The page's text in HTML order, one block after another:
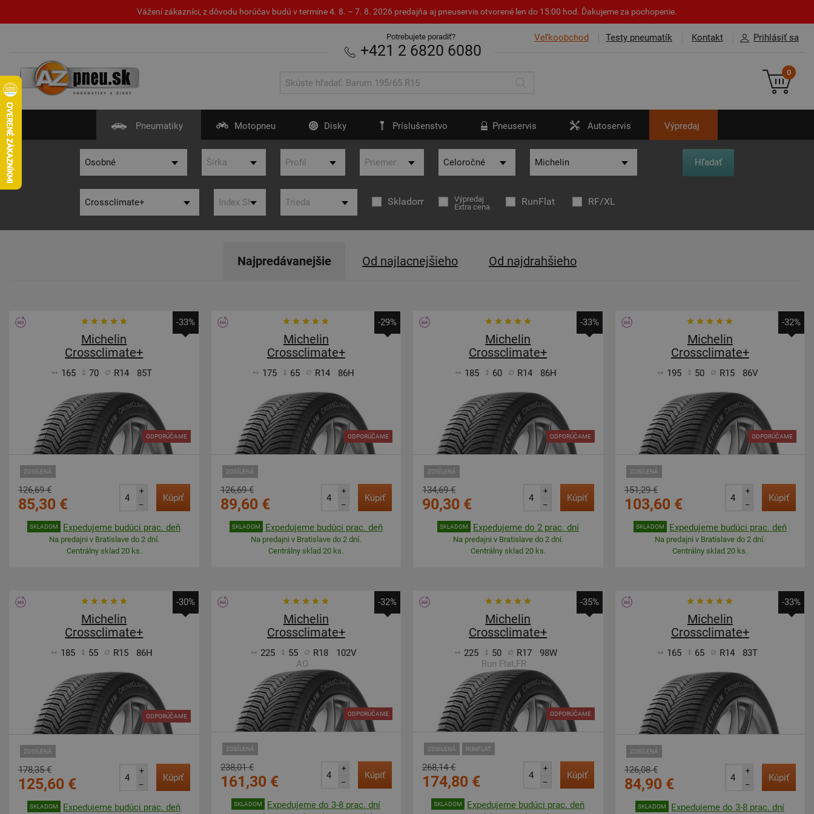
Vážení zákazníci, z dôvodu horúčav budú v termíne 4. 8. – 7. 8. 2026 predajňa aj pneuservis otvorené len do 15:00 hod. Ďakujeme za pochopenie.
Veľkoobchod Testy pneumatík Kontakt Prihlásiť sa
Potrebujete poradiť?
+421 2 6820 6080
0
Pneumatiky Motopneu Disky Príslušenstvo Pneuservis Autoservis Výpredaj
Skladom
Výpredaj
Extra cena
RunFlat RF/XL
Najpredávanejšie Od najlacnejšieho Od najdrahšieho
-33%
Michelin
Crossclimate+
165 70 R14 85T
ZOSÍLENÁ
ODPORÚČAME
126,69 €
85,30 €
+
–
Kúpiť
SKLADOM Expedujeme budúci prac. deň
Na predajni v Bratislave do 2 dní.
Centrálny sklad 20 ks.
-29%
Michelin
Crossclimate+
175 65 R14 86H
ZOSÍLENÁ
ODPORÚČAME
126,69 €
89,60 €
+
–
Kúpiť
SKLADOM Expedujeme budúci prac. deň
Na predajni v Bratislave do 2 dní.
Centrálny sklad 20 ks.
-33%
Michelin
Crossclimate+
185 60 R14 86H
ZOSÍLENÁ
ODPORÚČAME
134,69 €
90,30 €
+
–
Kúpiť
SKLADOM Expedujeme do 2 prac. dní
Na predajni v Bratislave do 2 dní.
Centrálny sklad 20 ks.
-32%
Michelin
Crossclimate+
195 50 R15 86V
ZOSÍLENÁ
ODPORÚČAME
151,29 €
103,60 €
+
–
Kúpiť
SKLADOM Expedujeme budúci prac. deň
Na predajni v Bratislave do 2 dní.
Centrálny sklad 20 ks.
-30%
Michelin
Crossclimate+
185 55 R15 86H
ZOSÍLENÁ
ODPORÚČAME
178,35 €
125,60 €
+
–
Kúpiť
SKLADOM Expedujeme budúci prac. deň
-32%
Michelin
Crossclimate+
225 55 R18
102V
AO
ZOSÍLENÁ
ODPORÚČAME
238,01 €
161,30 €
+
–
Kúpiť
SKLADOM Expedujeme do 3-8 prac. dní
-35%
Michelin
Crossclimate+
225 50 R17
98W
Run Flat,FR
ZOSÍLENÁ RUNFLAT
ODPORÚČAME
268,14 €
174,80 €
+
–
Kúpiť
SKLADOM Expedujeme budúci prac. deň
-33%
Michelin
Crossclimate+
165 65 R14 83T
ZOSÍLENÁ
126,08 €
84,90 €
+
–
Kúpiť
SKLADOM Expedujeme do 3-8 prac. dní